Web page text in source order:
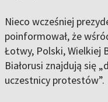
Nieco wcześniej
poinformował, że
Łotwy, Polski, Wielkiej
Białorusi znajdują się
uczestnicy protestów”.